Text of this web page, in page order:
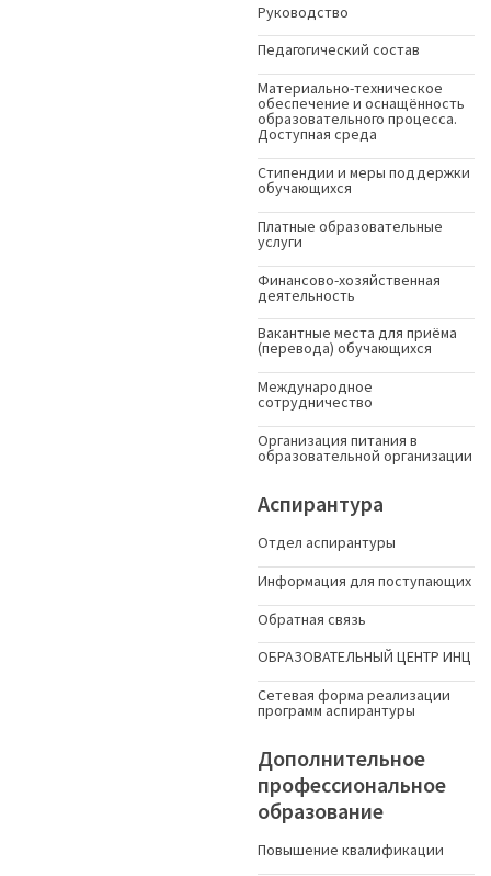
Руководство
Педагогический состав
Материально-техническое
обеспечение и оснащённость
образовательного процесса.
Доступная среда
Стипендии и меры поддержки
обучающихся
Платные образовательные
услуги
Финансово-хозяйственная
деятельность
Вакантные места для приёма
(перевода) обучающихся
Международное
сотрудничество
Организация питания в
образовательной организации
Аспирантура
Отдел аспирантуры
Информация для поступающих
Обратная связь
ОБРАЗОВАТЕЛЬНЫЙ ЦЕНТР ИНЦ
Сетевая форма реализации
программ аспирантуры
Дополнительное
профессиональное
образование
Повышение квалификации